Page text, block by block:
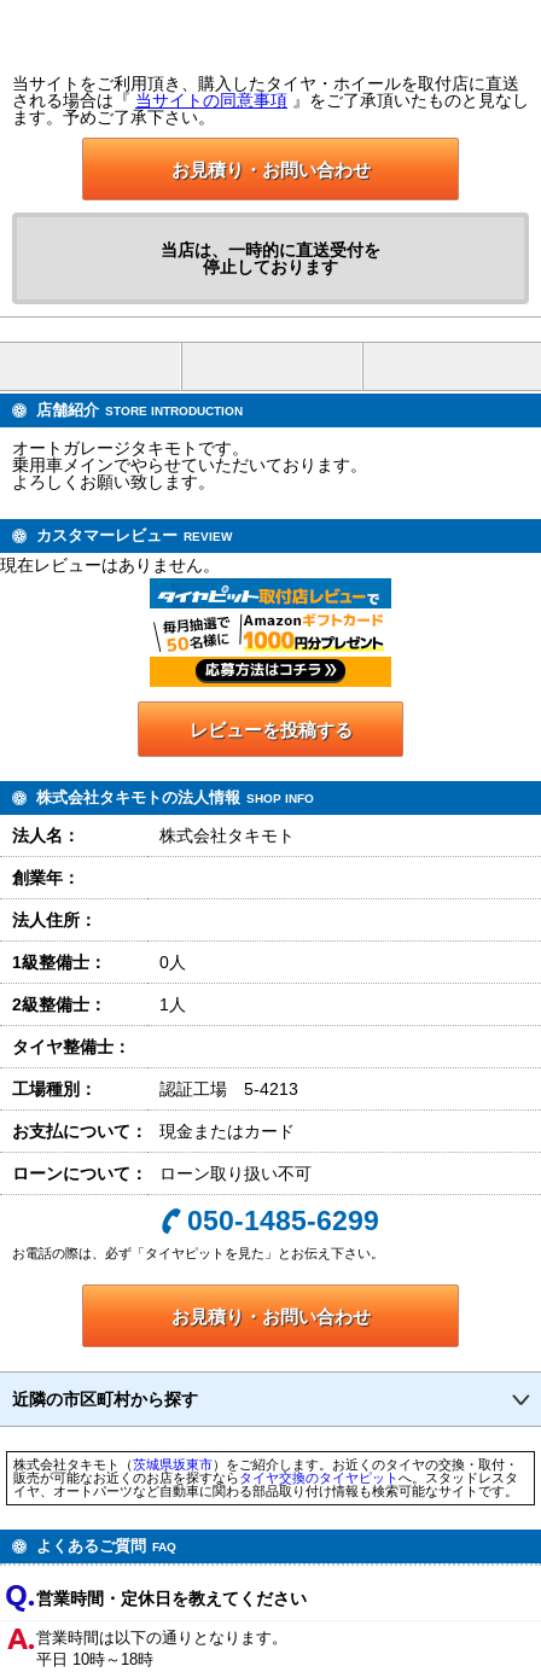
当サイトをご利用頂き、購入したタイヤ・ホイールを取付店に直送
される場合は『 当サイトの同意事項 』をご了承頂いたものと見なし
ます。予めご了承下さい。
お見積り・お問い合わせ
当店は、一時的に直送受付を
停止しております
店舗紹介 STORE INTRODUCTION
オートガレージタキモトです。
乗用車メインでやらせていただいております。
よろしくお願い致します。
カスタマーレビュー REVIEW
現在レビューはありません。
レビューを投稿する
株式会社タキモトの法人情報 SHOP INFO
法人名： 株式会社タキモト
創業年：
法人住所：
1級整備士： 0人
2級整備士： 1人
タイヤ整備士：
工場種別： 認証工場 5-4213
お支払について： 現金またはカード
ローンについて： ローン取り扱い不可
050-1485-6299
お電話の際は、必ず「タイヤピットを見た」とお伝え下さい。
お見積り・お問い合わせ
近隣の市区町村から探す
株式会社タキモト（茨城県坂東市）をご紹介します。お近くのタイヤの交換・取付・
販売が可能なお近くのお店を探すならタイヤ交換のタイヤピットへ。スタッドレスタ
イヤ、オートパーツなど自動車に関わる部品取り付け情報も検索可能なサイトです。
よくあるご質問 FAQ
営業時間・定休日を教えてください
営業時間は以下の通りとなります。
平日 10時～18時